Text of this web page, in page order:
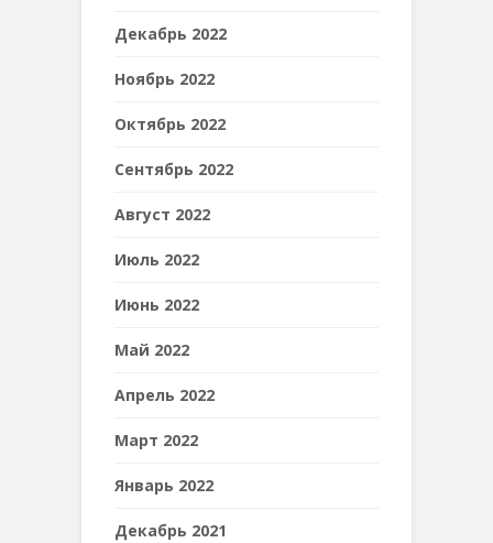
Декабрь 2022
Ноябрь 2022
Октябрь 2022
Сентябрь 2022
Август 2022
Июль 2022
Июнь 2022
Май 2022
Апрель 2022
Март 2022
Январь 2022
Декабрь 2021